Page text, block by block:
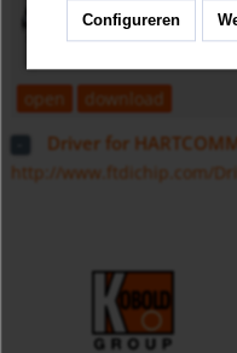
NUS-NTB-NRM-
Configuration
open download
Driver for
http://www.ftdichip.com/
Configureren